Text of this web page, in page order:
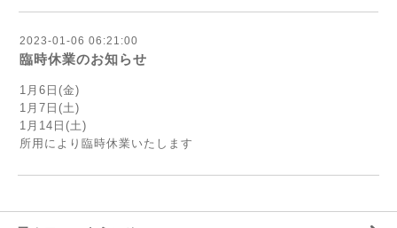
2023-01-06 06:21:00
臨時休業のお知らせ
1月6日(金)
1月7日(土)
1月14日(土)
所用により臨時休業いたします